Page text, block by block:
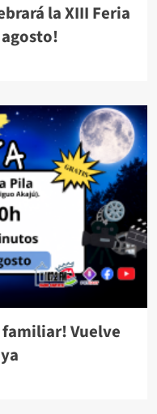
la XIII Feria
familiar! Vuelve